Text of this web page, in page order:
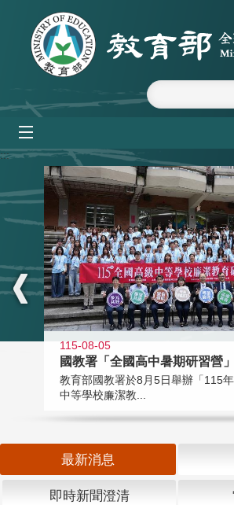
跳到主要內容區塊
:::
115-08-05
國教署「全國高中暑期研習營
教育部國教署於8月5日舉辦「115
中等學校廉潔教...
最新消息
即時新聞澄清